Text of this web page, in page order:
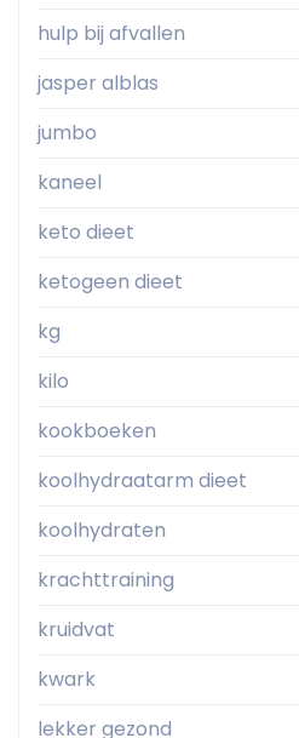
hulp bij afvallen
jasper alblas
jumbo
kaneel
keto dieet
ketogeen dieet
kg
kilo
kookboeken
koolhydraatarm dieet
koolhydraten
krachttraining
kruidvat
kwark
lekker gezond